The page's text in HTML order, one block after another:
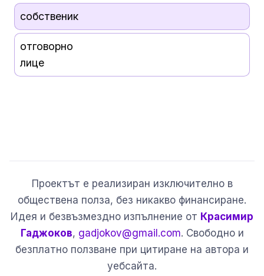
собственик
отговорно
лице
Проектът е реализиран изключително в
обществена полза, без никакво финансиране.
Идея и безвъзмездно изпълнение от Красимир
Гаджоков, gadjokov@gmail.com. Свободно и
безплатно ползване при цитиране на автора и
уебсайта.